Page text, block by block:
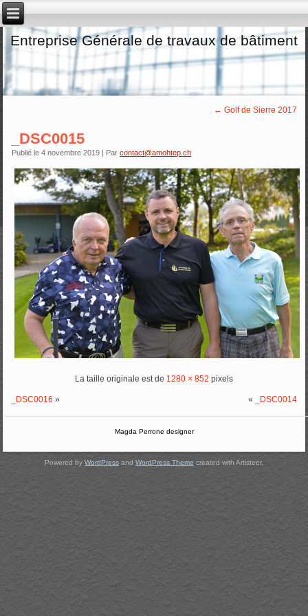
Entreprise Générale de travaux de bâtiment
← Golf de Sierre 2017
_DSC0015
Publié le 4 novembre 2019 | Par contact@amohtep.ch
La taille originale est de 1280 × 852 pixels
_DSC0016 » « _DSC0014
Magda Perrone designer
Powered by WordPress and WordPress Theme created with Artisteer.